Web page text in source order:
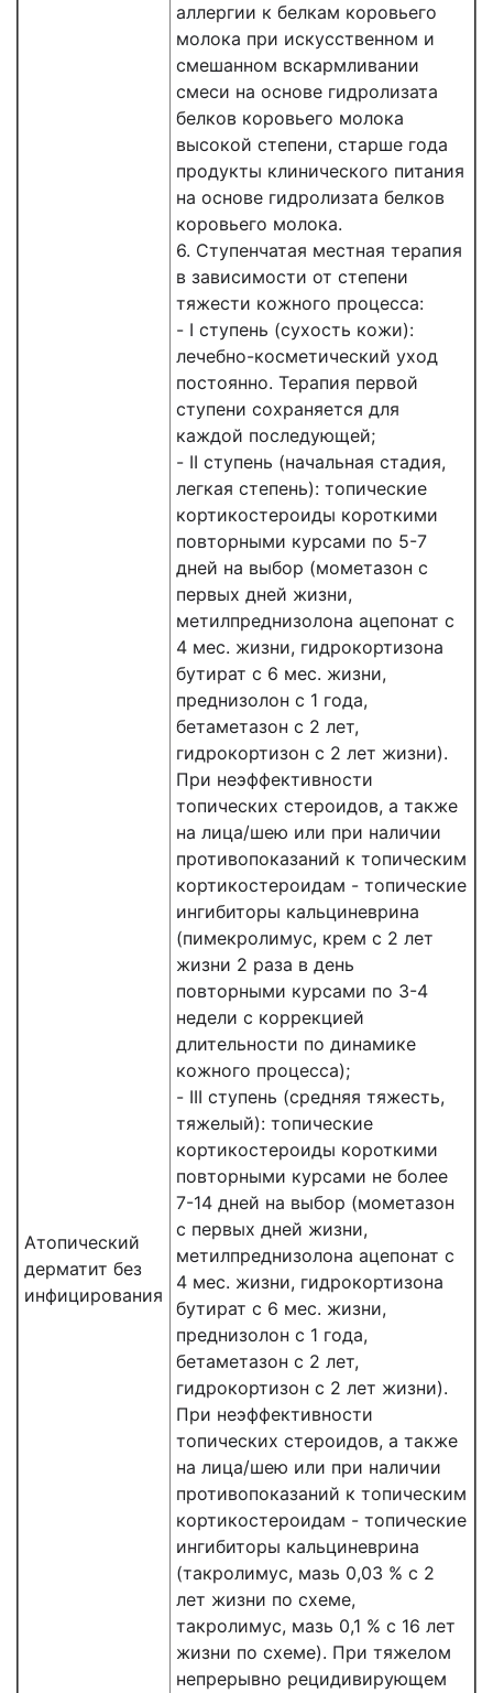
Атопический
дерматит без
инфицирования
аллергии к белкам коровьего
молока при искусственном и
смешанном вскармливании
смеси на основе гидролизата
белков коровьего молока
высокой степени, старше года
продукты клинического питания
на основе гидролизата белков
коровьего молока.
6. Ступенчатая местная терапия
в зависимости от степени
тяжести кожного процесса:
- I ступень (сухость кожи):
лечебно-косметический уход
постоянно. Терапия первой
ступени сохраняется для
каждой последующей;
- II ступень (начальная стадия,
легкая степень): топические
кортикостероиды короткими
повторными курсами по 5-7
дней на выбор (мометазон с
первых дней жизни,
метилпреднизолона ацепонат с
4 мес. жизни, гидрокортизона
бутират с 6 мес. жизни,
преднизолон с 1 года,
бетаметазон с 2 лет,
гидрокортизон с 2 лет жизни).
При неэффективности
топических стероидов, а также
на лица/шею или при наличии
противопоказаний к топическим
кортикостероидам - топические
ингибиторы кальциневрина
(пимекролимус, крем с 2 лет
жизни 2 раза в день
повторными курсами по 3-4
недели с коррекцией
длительности по динамике
кожного процесса);
- III ступень (средняя тяжесть,
тяжелый): топические
кортикостероиды короткими
повторными курсами не более
7-14 дней на выбор (мометазон
с первых дней жизни,
метилпреднизолона ацепонат с
4 мес. жизни, гидрокортизона
бутират с 6 мес. жизни,
преднизолон с 1 года,
бетаметазон с 2 лет,
гидрокортизон с 2 лет жизни).
При неэффективности
топических стероидов, а также
на лица/шею или при наличии
противопоказаний к топическим
кортикостероидам - топические
ингибиторы кальциневрина
(такролимус, мазь 0,03 % с 2
лет жизни по схеме,
такролимус, мазь 0,1 % с 16 лет
жизни по схеме). При тяжелом
непрерывно рецидивирующем